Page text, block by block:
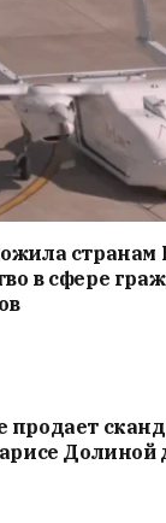
странам
в сфере
продает
Долиной